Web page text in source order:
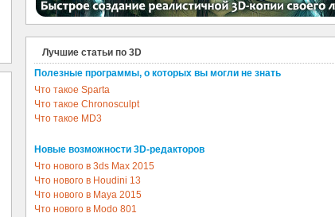
Лучшие статьи по 3D
Полезные программы, о которых вы могли не знать
Что такое Sparta
Что такое Chronosculpt
Что такое MD3
Новые возможности 3D-редакторов
Что нового в 3ds Max 2015
Что нового в Houdini 13
Что нового в Maya 2015
Что нового в Modo 801